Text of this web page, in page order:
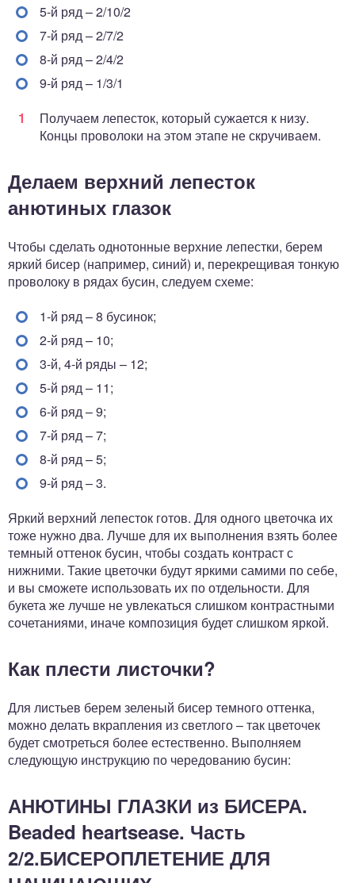
5-й ряд – 2/10/2
7-й ряд – 2/7/2
8-й ряд – 2/4/2
9-й ряд – 1/3/1
Получаем лепесток, который сужается к низу.
Концы проволоки на этом этапе не скручиваем.
Делаем верхний лепесток
анютиных глазок
Чтобы сделать однотонные верхние лепестки, берем
яркий бисер (например, синий) и, перекрещивая тонкую
проволоку в рядах бусин, следуем схеме:
1-й ряд – 8 бусинок;
2-й ряд – 10;
3-й, 4-й ряды – 12;
5-й ряд – 11;
6-й ряд – 9;
7-й ряд – 7;
8-й ряд – 5;
9-й ряд – 3.
Яркий верхний лепесток готов. Для одного цветочка их
тоже нужно два. Лучше для их выполнения взять более
темный оттенок бусин, чтобы создать контраст с
нижними. Такие цветочки будут яркими самими по себе,
и вы сможете использовать их по отдельности. Для
букета же лучше не увлекаться слишком контрастными
сочетаниями, иначе композиция будет слишком яркой.
Как плести листочки?
Для листьев берем зеленый бисер темного оттенка,
можно делать вкрапления из светлого – так цветочек
будет смотреться более естественно. Выполняем
следующую инструкцию по чередованию бусин:
АНЮТИНЫ ГЛАЗКИ из БИСЕРА.
Beaded heartsease. Часть
2/2.БИСЕРОПЛЕТЕНИЕ ДЛЯ